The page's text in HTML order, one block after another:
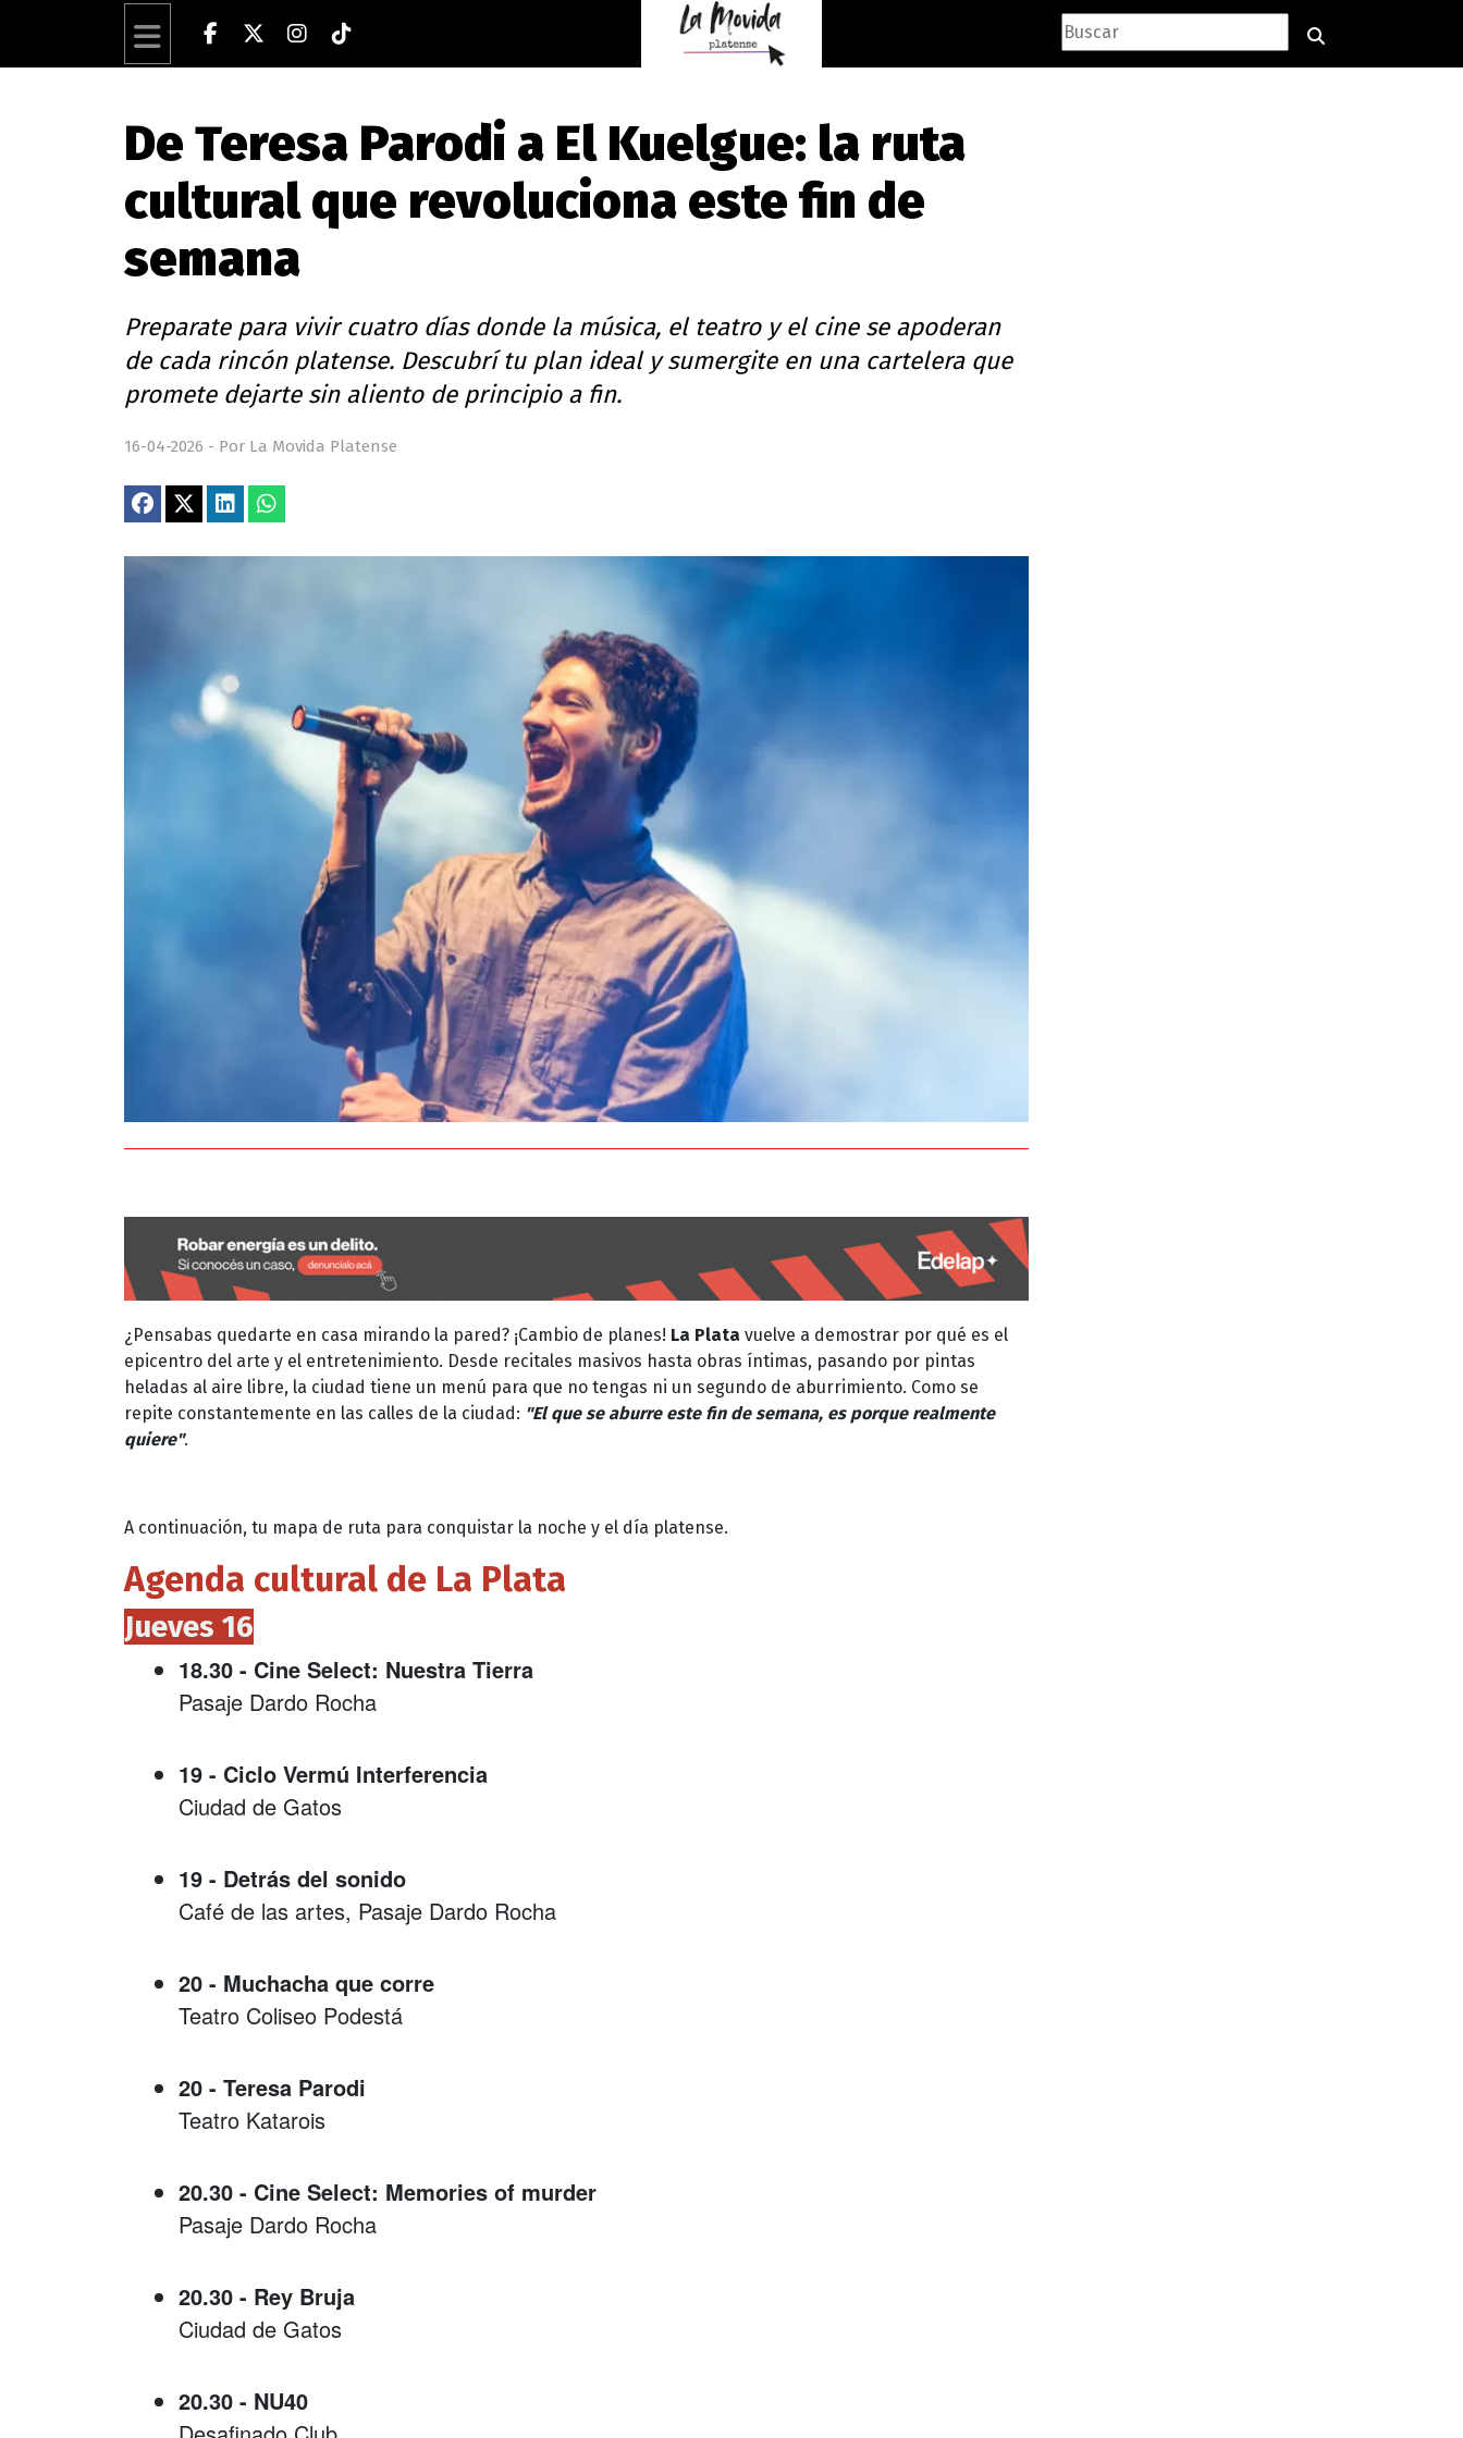
De Teresa Parodi a El Kuelgue: la ruta
cultural que revoluciona este fin de
semana
Preparate para vivir cuatro días donde la música, el teatro y el cine se apoderan
de cada rincón platense. Descubrí tu plan ideal y sumergite en una cartelera que
promete dejarte sin aliento de principio a fin.
16-04-2026 - Por La Movida Platense
¿Pensabas quedarte en casa mirando la pared? ¡Cambio de planes! La Plata vuelve a demostrar por qué es el
epicentro del arte y el entretenimiento. Desde recitales masivos hasta obras íntimas, pasando por pintas
heladas al aire libre, la ciudad tiene un menú para que no tengas ni un segundo de aburrimiento. Como se
repite constantemente en las calles de la ciudad: "El que se aburre este fin de semana, es porque realmente
quiere".
A continuación, tu mapa de ruta para conquistar la noche y el día platense.
Agenda cultural de La Plata
Jueves 16
18.30 - Cine Select: Nuestra Tierra
Pasaje Dardo Rocha
19 - Ciclo Vermú Interferencia
Ciudad de Gatos
19 - Detrás del sonido
Café de las artes, Pasaje Dardo Rocha
20 - Muchacha que corre
Teatro Coliseo Podestá
20 - Teresa Parodi
Teatro Katarois
20.30 - Cine Select: Memories of murder
Pasaje Dardo Rocha
20.30 - Rey Bruja
Ciudad de Gatos
20.30 - NU40